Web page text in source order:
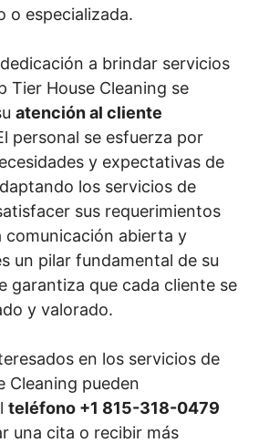
o especializada.
a brindar servicios
Tier House Cleaning se
atención al cliente
personal se esfuerza por
y expectativas de
los servicios de
sus requerimientos
comunicación abierta y
un pilar fundamental de su
garantiza que cada cliente se
y valorado.
en los servicios de
Cleaning pueden
teléfono +1 815-318-0479
una cita o recibir más